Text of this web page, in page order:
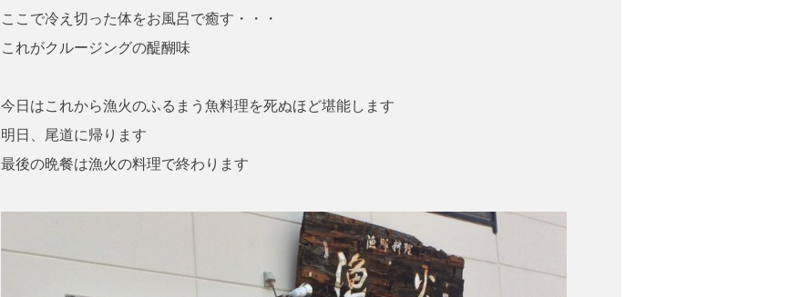
ここで冷え切った体をお風呂で癒す・・・
これがクルージングの醍醐味
今日はこれから漁火のふるまう魚料理を死ぬほど堪能します
明日、尾道に帰ります
最後の晩餐は漁火の料理で終わります